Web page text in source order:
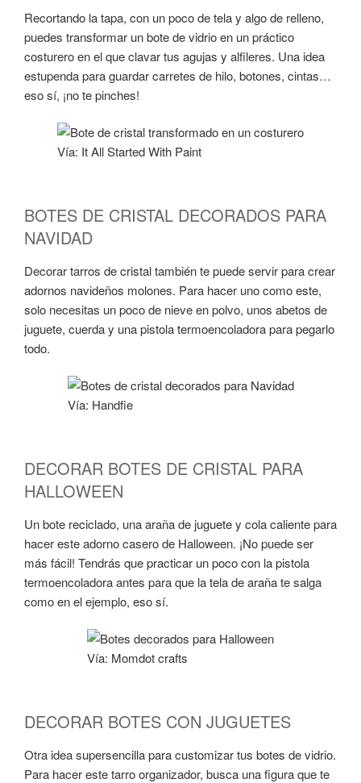
Recortando la tapa, con un poco de tela y algo de relleno,
puedes transformar un bote de vidrio en un práctico
costurero en el que clavar tus agujas y alfileres. Una idea
estupenda para guardar carretes de hilo, botones, cintas…
eso sí, ¡no te pinches!
Vía: It All Started With Paint
BOTES DE CRISTAL DECORADOS PARA
NAVIDAD
Decorar tarros de cristal también te puede servir para crear
adornos navideños molones. Para hacer uno como este,
solo necesitas un poco de nieve en polvo, unos abetos de
juguete, cuerda y una pistola termoencoladora para pegarlo
todo.
Vía: Handfie
DECORAR BOTES DE CRISTAL PARA
HALLOWEEN
Un bote reciclado, una araña de juguete y cola caliente para
hacer este adorno casero de Halloween. ¡No puede ser
más fácil! Tendrás que practicar un poco con la pistola
termoencoladora antes para que la tela de araña te salga
como en el ejemplo, eso sí.
Vía: Momdot crafts
DECORAR BOTES CON JUGUETES
Otra idea supersencilla para customizar tus botes de vidrio.
Para hacer este tarro organizador, busca una figura que te